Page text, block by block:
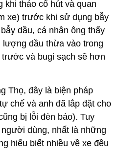
khi tháo cổ hút và quan
xe) trước khi sử dụng bẫy
dầu, cá nhân ông thấy
dầu thừa vào trong
và bugi sạch sẽ hơn
Thọ, đây là biện pháp
chế và anh đã lắp đặt cho
bị lỗi đèn báo). Tuy
dùng, nhất là những
hiểu biết nhiều về xe đều